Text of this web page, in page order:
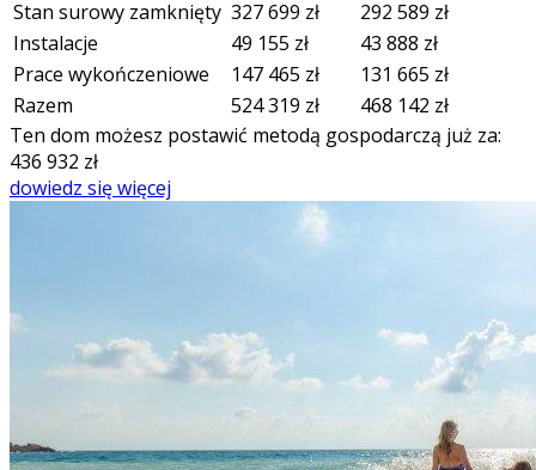
Stan surowy zamknięty 327 699 zł 292 589 zł
Instalacje
49 155 zł 43 888 zł
Prace wykończeniowe
147 465 zł 131 665 zł
Razem
524 319 zł 468 142 zł
Ten dom możesz postawić metodą gospodarczą już za:
436 932 zł
dowiedz się więcej